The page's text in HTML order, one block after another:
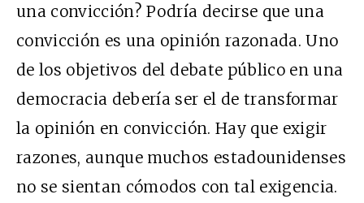
una convicción? Podría decirse que una
convicción es una opinión razonada. Uno
de los objetivos del debate público en una
democracia debería ser el de transformar
la opinión en convicción. Hay que exigir
razones, aunque muchos estadounidenses
no se sientan cómodos con tal exigencia.